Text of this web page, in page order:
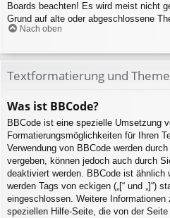
Boards beachten! Es wird meist nicht
Grund auf alte oder abgeschlossene
Nach oben
Textformatierung und
Was ist BBCode?
BBCode ist eine spezielle Umsetzung
Formatierungsmöglichkeiten für Ihren
Verwendung von BBCode werden
vergeben, können jedoch auch durch
deaktiviert werden. BBCode ist ähnlich
werden Tags von eckigen („[“ und „]“)
eingeschlossen. Weitere
speziellen Hilfe-Seite, die von der